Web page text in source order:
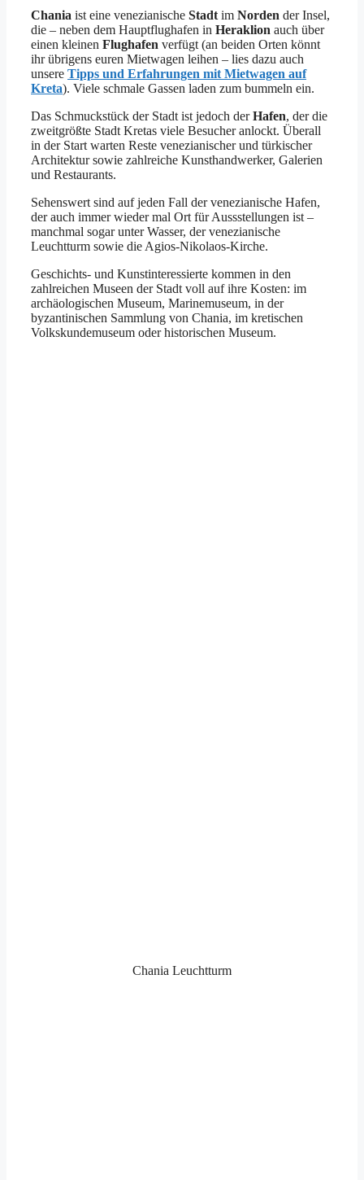
Chania ist eine venezianische Stadt im Norden der Insel,
die – neben dem Hauptflughafen in Heraklion auch über
einen kleinen Flughafen verfügt (an beiden Orten könnt
ihr übrigens euren Mietwagen leihen – lies dazu auch
unsere Tipps und Erfahrungen mit Mietwagen auf
Kreta). Viele schmale Gassen laden zum bummeln ein.
Das Schmuckstück der Stadt ist jedoch derHafen, der die
zweitgrößte Stadt Kretas viele Besucher anlockt. Überall
in der Start warten Reste venezianischer und türkischer
Architektur sowie zahlreiche Kunsthandwerker, Galerien
und Restaurants.
Sehenswert sind auf jeden Fall der venezianische Hafen,
der auch immer wieder mal Ort für Aussstellungen ist –
manchmal sogar unter Wasser, der venezianische
Leuchtturm sowie die Agios-Nikolaos-Kirche.
Geschichts- und Kunstinteressierte kommen in den
zahlreichen Museen der Stadt voll auf ihre Kosten: im
archäologischen Museum, Marinemuseum, in der
byzantinischen Sammlung von Chania, im kretischen
Volkskundemuseum oder historischen Museum.
Chania Leuchtturm